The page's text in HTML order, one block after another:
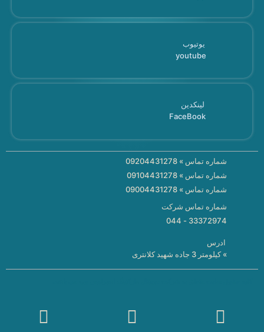
یوتیوب
youtube
لینکدین
FaceBook
شماره تماس » 09204431278
شماره تماس » 09104431278
شماره تماس » 09004431278
شماره تماس شرکت
33372974 - 044
ادرس
» کیلومتر 3 جاده شهید کلانتری